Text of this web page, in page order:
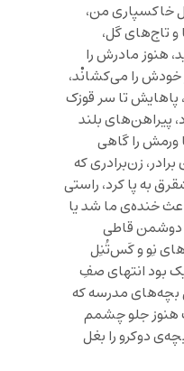
خاکسپاری من،
تاج‌های گل،
هنوز مادرش را
خودش را می‌کشانْد،
پاهایش تا سر قوزک
پیراهن‌های بلند
ورمش را گاهی
زن‌برادری که
به پا کرد، راستی
خنده‌ی ما شد یا
دوشمن قاطی
نِو و کَس‌تُنِل
بود انتهای صفِ
بچه‌های مدرسه که
هنوز جلو چشمم
دوکرو را بغل